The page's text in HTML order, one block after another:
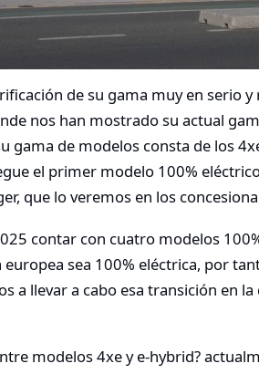
de su gama muy en serio
nos han mostrado su actual
gama de modelos consta de los
el primer modelo 100%
que lo veremos en los
contar con cuatro modelos
sea 100% eléctrica, por
a llevar a cabo esa transición en
modelos 4xe y e-hybrid?